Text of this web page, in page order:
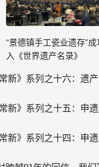
“景德镇手工瓷业遗存”成
入《世界遗产名录》